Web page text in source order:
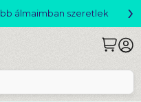
álmaimban szeretlek ›